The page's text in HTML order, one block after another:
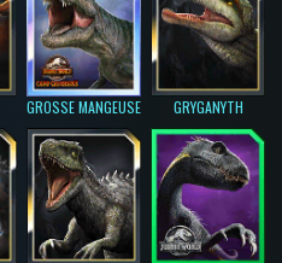
GROSSE MANGEUSE GRYGANYTH